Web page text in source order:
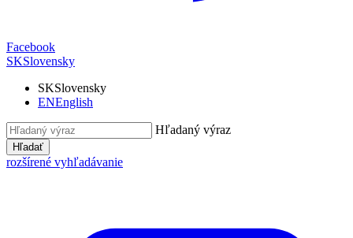
Facebook
SKSlovensky
SKSlovensky
ENEnglish
Hľadaný výraz
Hľadať
rozšírené vyhľadávanie